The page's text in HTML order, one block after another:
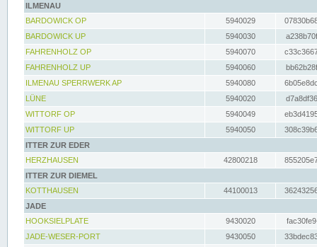
ILMENAU
BARDOWICK OP
5940029
BARDOWICK UP
5940030
FAHRENHOLZ OP
5940070
FAHRENHOLZ UP
5940060
ILMENAU SPERRWERK AP
5940080
LÜNE
5940020
WITTORF OP
5940049
WITTORF UP
5940050
ITTER ZUR EDER
HERZHAUSEN
42800218
ITTER ZUR DIEMEL
KOTTHAUSEN
44100013
JADE
HOOKSIELPLATE
9430020
JADE-WESER-PORT
9430050